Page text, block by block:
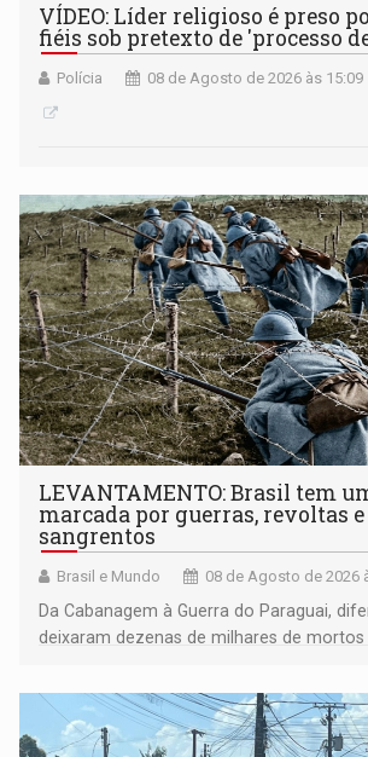
VÍDEO: Líder religioso é preso
fiéis sob pretexto de 'processo
Polícia 08 de Agosto de 2026 às 15:09
LEVANTAMENTO: Brasil tem
marcada por guerras, revoltas
sangrentos
Brasil e Mundo 08 de Agosto de 2026
Da Cabanagem à Guerra do Paraguai,
deixaram dezenas de milhares de
territoriais e sociais